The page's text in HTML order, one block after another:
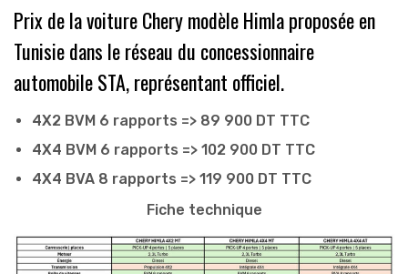
Prix de la voiture Chery modèle Himla proposée en
Tunisie dans le réseau du concessionnaire
automobile STA, représentant officiel.
4X2 BVM 6 rapports => 89 900 DT TTC
4X4 BVM 6 rapports => 102 900 DT TTC
4X4 BVA 8 rapports => 119 900 DT TTC
Fiche technique